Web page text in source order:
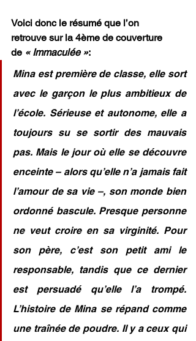
Voici donc le résumé que l’on
retrouve sur la 4ème de couverture
de « Immaculée »:
Mina est première de classe, elle sort
avec le garçon le plus ambitieux de
l’école. Sérieuse et autonome, elle a
toujours su se sortir des mauvais
pas. Mais le jour où elle se découvre
enceinte – alors qu’elle n’a jamais fait
l’amour de sa vie –, son monde bien
ordonné bascule. Presque personne
ne veut croire en sa virginité. Pour
son père, c’est son petit ami le
responsable, tandis que ce dernier
est persuadé qu’elle l’a trompé.
L’histoire de Mina se répand comme
une traînée de poudre. Il y a ceux qui